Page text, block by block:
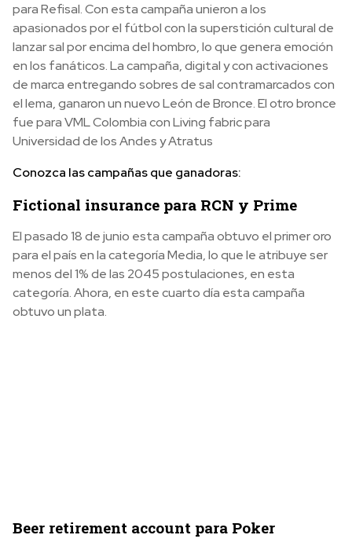
para Refisal. Con esta campaña unieron a los
apasionados por el fútbol con la superstición cultural de
lanzar sal por encima del hombro, lo que genera emoción
en los fanáticos. La campaña, digital y con activaciones
de marca entregando sobres de sal contramarcados con
el lema, ganaron un nuevo León de Bronce. El otro bronce
fue para VML Colombia con Living fabric para
Universidad de los Andes y Atratus
Conozca las campañas que ganadoras:
Fictional insurance para RCN y Prime
El pasado 18 de junio esta campaña obtuvo el primer oro
para el país en la categoría Media, lo que le atribuye ser
menos del 1% de las 2045 postulaciones, en esta
categoría. Ahora, en este cuarto día esta campaña
obtuvo un plata.
Beer retirement account para Poker